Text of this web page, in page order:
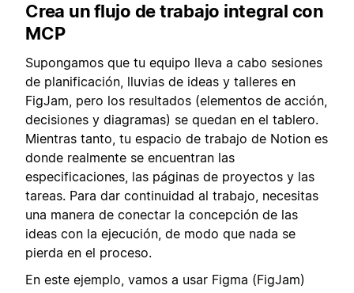
Crea un flujo de trabajo integral con
MCP
Supongamos que tu equipo lleva a cabo sesiones
de planificación, lluvias de ideas y talleres en
FigJam, pero los resultados (elementos de acción,
decisiones y diagramas) se quedan en el tablero.
Mientras tanto, tu espacio de trabajo de Notion es
donde realmente se encuentran las
especificaciones, las páginas de proyectos y las
tareas. Para dar continuidad al trabajo, necesitas
una manera de conectar la concepción de las
ideas con la ejecución, de modo que nada se
pierda en el proceso.
En este ejemplo, vamos a usar Figma (FigJam)